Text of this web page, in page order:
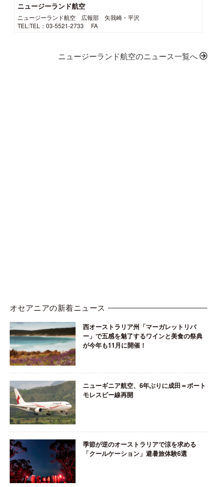
ニュージーランド航空
ニュージーランド航空 広報部 矢我崎・平沢
TEL:TEL：03-5521-2733 FA
ニュージーランド航空のニュース一覧へ
オセアニアの新着ニュース
西オーストラリア州「マーガレットリバ
ー」で五感を魅了するワインと美食の祭典
が今年も11月に開催！
ニューギニア航空、6年ぶりに成田＝ポート
モレスビー線再開
季節が逆のオーストラリアで涼を求める
「クールケーション」避暑旅体験6選